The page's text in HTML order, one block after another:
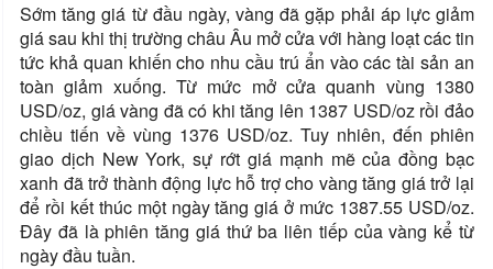
Sớm tăng giá từ đầu ngày, vàng đã gặp phải áp lực giảm
giá sau khi thị trường châu Âu mở cửa với hàng loạt các tin
tức khả quan khiến cho nhu cầu trú ẩn vào các tài sản an
toàn giảm xuống. Từ mức mở cửa quanh vùng 1380
USD/oz, giá vàng đã có khi tăng lên 1387 USD/oz rồi đảo
chiều tiến về vùng 1376 USD/oz. Tuy nhiên, đến phiên
giao dịch New York, sự rớt giá mạnh mẽ của đồng bạc
xanh đã trở thành động lực hỗ trợ cho vàng tăng giá trở lại
để rồi kết thúc một ngày tăng giá ở mức 1387.55 USD/oz.
Đây đã là phiên tăng giá thứ ba liên tiếp của vàng kể từ
ngày đầu tuần.